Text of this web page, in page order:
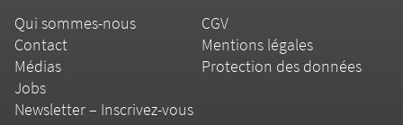
Qui sommes-nous
Contact
Médias
Jobs
Newsletter – Inscrivez-vous
CGV
Mentions légales
Protection des données